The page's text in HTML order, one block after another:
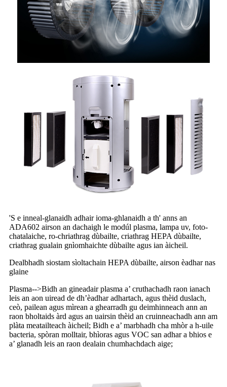
'S e inneal-glanaidh adhair ioma-ghlanaidh a th' anns an
ADA602 airson an dachaigh le modúl plasma, lampa uv, foto-
chatalaiche, ro-chriathrag dùbailte, criathrag HEPA dùbailte,
criathrag gualain gnìomhaichte dùbailte agus ian àicheil.
Dealbhadh siostam sìoltachain HEPA dùbailte, airson èadhar nas
glaine
Plasma-->Bidh an gineadair plasma a’ cruthachadh raon ianach
leis an aon uiread de dh’èadhar adhartach, agus thèid duslach,
ceò, pailean agus mìrean a ghearradh gu deimhinneach ann an
raon bholtaids àrd agus an uairsin thèid an cruinneachadh ann am
plàta meatailteach àicheil; Bidh e a’ marbhadh cha mhòr a h-uile
bacteria, spòran molltair, bhìoras agus VOC san adhar a bhios e
a’ glanadh leis an raon dealain chumhachdach aige;